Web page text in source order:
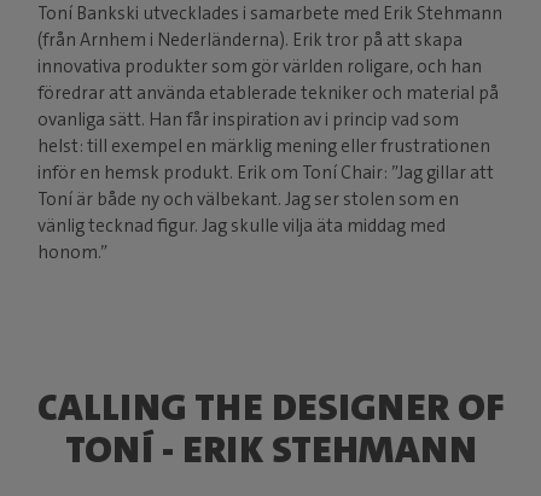
Toní Bankski utvecklades i samarbete med Erik Stehmann
(från Arnhem i Nederländerna). Erik tror på att skapa
innovativa produkter som gör världen roligare, och han
föredrar att använda etablerade tekniker och material på
ovanliga sätt. Han får inspiration av i princip vad som
helst: till exempel en märklig mening eller frustrationen
inför en hemsk produkt. Erik om Toní Chair: ”Jag gillar att
Toní är både ny och välbekant. Jag ser stolen som en
vänlig tecknad figur. Jag skulle vilja äta middag med
honom.”
CALLING THE DESIGNER OF
TONÍ - ERIK STEHMANN